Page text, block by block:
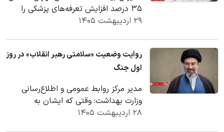
۳۵ درصد افزایش تعرفه‌های پزشکی را
داشته‌ایم.
۲۹ اردیبهشت ۱۴۰۵
روایت وضعیت «سلامتی رهبر انقلاب» در روز
اول جنگ
مدیر مرکز روابط عمومی و اطلاع‌رسانی
وزارت بهداشت: وقتی که ایشان به
بیمارستان رسیدند، متوجه شدیم که
۲۸ اردیبهشت ۱۴۰۵